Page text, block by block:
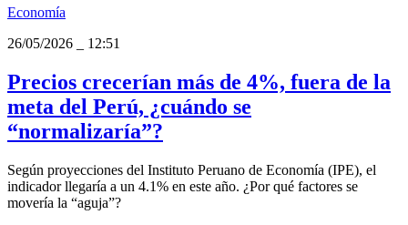
Economía
26/05/2026
12:51
Precios crecerían más de 4%, fuera de la
meta del Perú, ¿cuándo se
“normalizaría”?
Según proyecciones del Instituto Peruano de Economía (IPE), el
indicador llegaría a un 4.1% en este año. ¿Por qué factores se
movería la “aguja”?